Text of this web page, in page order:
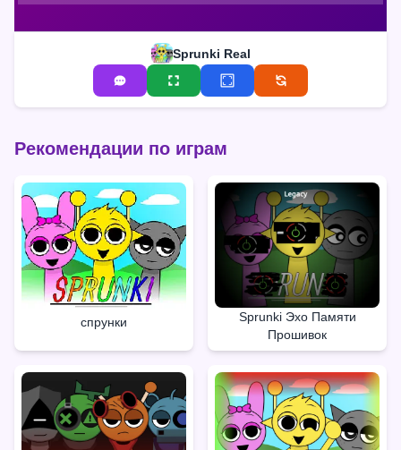
Sprunki Real
Рекомендации по играм
спрунки
Sprunki Эхо Памяти
Прошивок